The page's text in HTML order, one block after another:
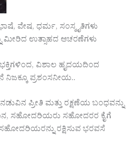
ವೇಷ, ಧರ್ಮ, ಸಂಸ್ಕೃತಿಗಳು
ಮೀರಿದ ಉತ್ಸಾಹದ ಆಚರಣೆಗಳು
ಭಕ್ತಿಗಳಿಂದ, ವಿಶಾಲ ಹೃದಯದಿಂದ
ಪ್ರಶಂಸನೀಯ..
ಪ್ರೀತಿ ಮತ್ತು ರಕ್ಷಣೆಯ ಬಂಧವನ್ನು
ಸಹೋದರಿಯರು ಸಹೋದರರ ಕೈಗೆ
ಸಹೋದರಿಯರನ್ನು ರಕ್ಷಿಸುವ ಭರವಸೆ